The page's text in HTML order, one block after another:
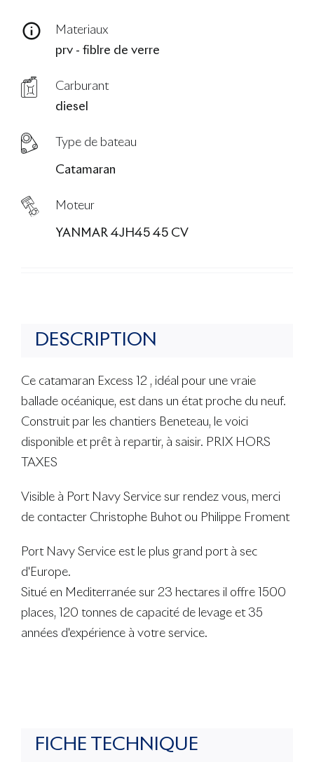
Materiaux
prv - fiblre de verre
Carburant
diesel
Type de bateau
Catamaran
Moteur
YANMAR 4JH45 45 CV
DESCRIPTION
Ce catamaran Excess 12 , idéal pour une vraie
ballade océanique, est dans un état proche du neuf.
Construit par les chantiers Beneteau, le voici
disponible et prêt à repartir, à saisir. PRIX HORS
TAXES
Visible à Port Navy Service sur rendez vous, merci
de contacter Christophe Buhot ou Philippe Froment
Port Navy Service est le plus grand port à sec
d'Europe.
Situé en Mediterranée sur 23 hectares il offre 1500
places, 120 tonnes de capacité de levage et 35
années d'expérience à votre service.
FICHE TECHNIQUE